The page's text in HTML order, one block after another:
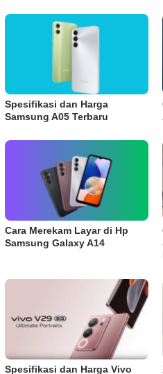
Spesifikasi dan Harga
Samsung A05 Terbaru
Cara Merekam Layar di Hp
Samsung Galaxy A14
Spesifikasi dan Harga Vivo